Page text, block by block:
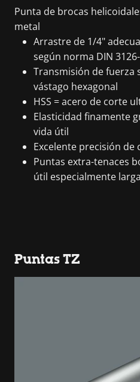
Punta de brocas
metal
Arrastre de 1/4"
según norma DIN
Transmisión de fuerza
vástago hexagonal
HSS = acero de corte
Elasticidad finamente
vida útil
Excelente precisión de
Puntas extra-tenaces
útil especialmente larga
Puntas TZ